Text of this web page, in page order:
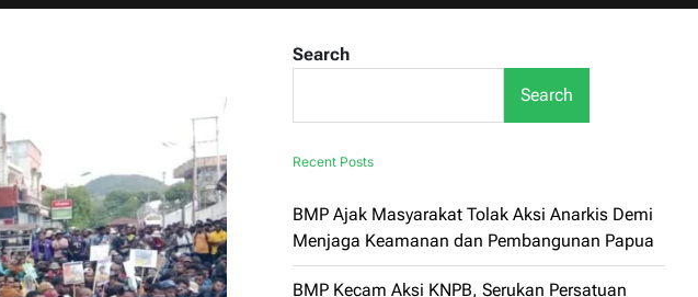
Search
Search
Recent Posts
BMP Ajak Masyarakat Tolak Aksi Anarkis Demi
Menjaga Keamanan dan Pembangunan Papua
BMP Kecam Aksi KNPB, Serukan Persatuan